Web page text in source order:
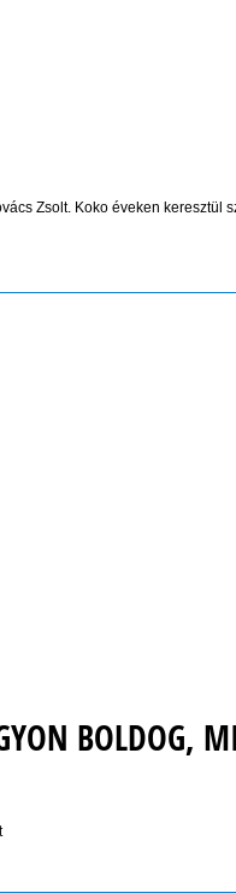
Zsolt. Koko éveken keresztül
BOLDOG,